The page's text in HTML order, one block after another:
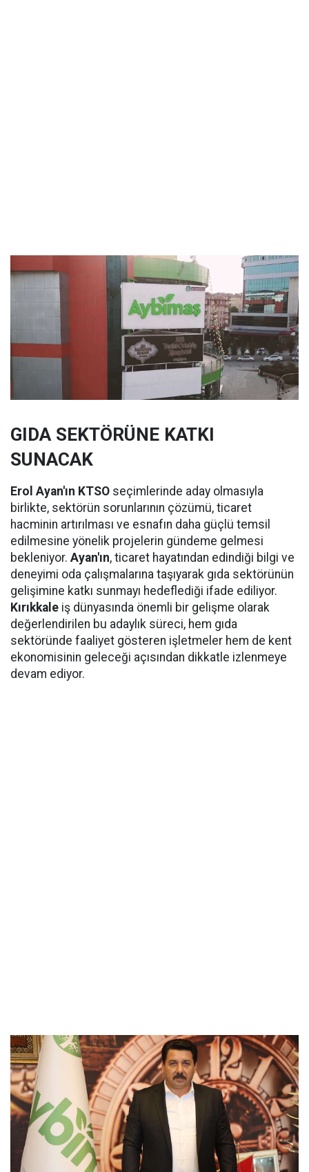
GIDA SEKTÖRÜNE KATKI
SUNACAK
Erol Ayan'ın KTSO seçimlerinde aday olmasıyla
birlikte, sektörün sorunlarının çözümü, ticaret
hacminin artırılması ve esnafın daha güçlü temsil
edilmesine yönelik projelerin gündeme gelmesi
bekleniyor. Ayan'ın, ticaret hayatından edindiği bilgi ve
deneyimi oda çalışmalarına taşıyarak gıda sektörünün
gelişimine katkı sunmayı hedeflediği ifade ediliyor.
Kırıkkale iş dünyasında önemli bir gelişme olarak
değerlendirilen bu adaylık süreci, hem gıda
sektöründe faaliyet gösteren işletmeler hem de kent
ekonomisinin geleceği açısından dikkatle izlenmeye
devam ediyor.